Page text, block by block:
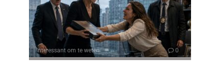
Interessant om te weten 0